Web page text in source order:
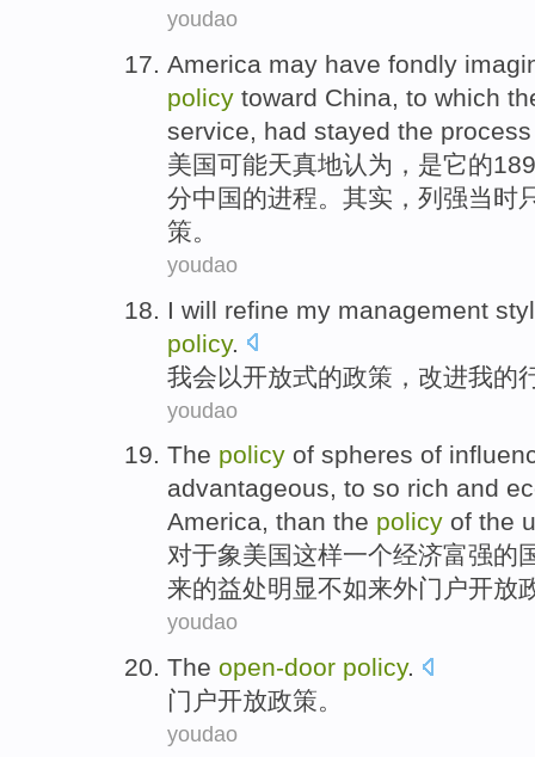
youdao
America may have fondly
policy toward China, to which
service, had stayed the process
美国可能天真地认为，是它的
分中国的进程。其实，列强当时
策。
youdao
I will refine my management
policy.
我会以开放式的政策 ， 改进我的
youdao
The policy of spheres of
advantageous, to so rich and
America, than the policy of the
对于象美国这样一个经济富强的
来的益处明显不如来外门户开放
youdao
The open-door policy.
门户开放政策。
youdao